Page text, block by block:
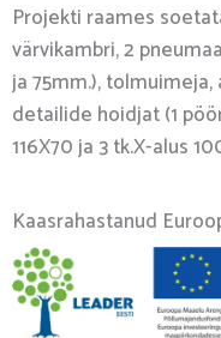
Projekti raames
värvikambri, 2
ja 75mm.),
detailide hoidjat (1
116X70 ja 3 tk.X-alus
Kaasrahastanud